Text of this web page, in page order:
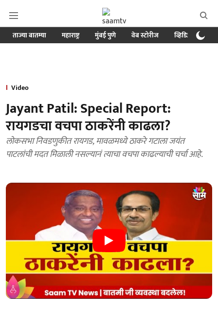
ताज्या बातम्या महाराष्ट्र मुंबई पुणे वेब स्टोरीज व्हिडिओ
Video
Jayant Patil: Special Report:
रायगडचा वचपा ठाकरेंनी काढला?
लोकसभा निवडणुकीत रायगड, मावळमध्ये ठाकरे गटाला जयंत
पाटलांची मदत मिळाली नसल्यानं त्याचा वचपा काढल्याची चर्चा आहे.